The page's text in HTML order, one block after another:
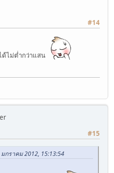
#14
ด้ไม่ต่ำกว่าแสน
#15
มกราคม 2012, 15:13:54